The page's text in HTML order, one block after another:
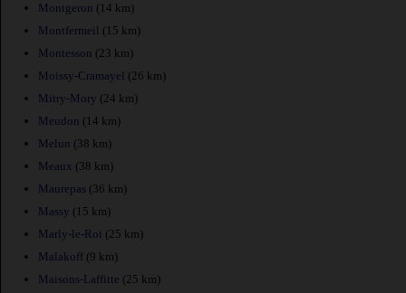
Montgeron (14 km)
Montfermeil (15 km)
Montesson (23 km)
Moissy-Cramayel (26 km)
Mitry-Mory (24 km)
Meudon (14 km)
Melun (38 km)
Meaux (38 km)
Maurepas (36 km)
Massy (15 km)
Marly-le-Roi (25 km)
Malakoff (9 km)
Maisons-Laffitte (25 km)